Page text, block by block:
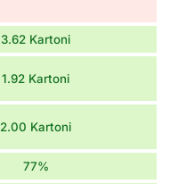
3.62 Kartoni
1.92 Kartoni
2.00 Kartoni
77%